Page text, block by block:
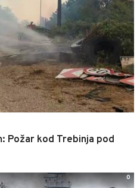
Požar kod Trebinja pod
0